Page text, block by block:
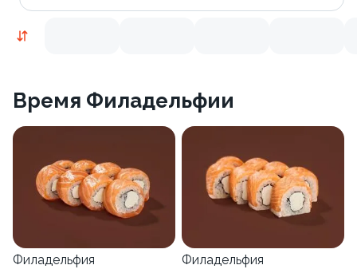
Время Филадельфии
Филадельфия
Филадельфия